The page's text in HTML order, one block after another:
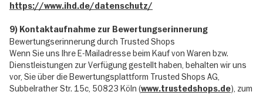
https://www.ihd.de/datenschutz/
9) Kontaktaufnahme zur Bewertungserinnerung
Bewertungserinnerung durch Trusted Shops
Wenn Sie uns Ihre E-Mailadresse beim Kauf von Waren bzw.
Dienstleistungen zur Verfügung gestellt haben, behalten wir uns
vor, Sie über die Bewertungsplattform Trusted Shops AG,
Subbelrather Str. 15c, 50823 Köln (www.trustedshops.de), zum